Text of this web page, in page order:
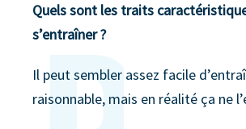
Facebook
Pinterest
Quels sont les traits
s’entraîner ?
Il peut sembler assez facile
raisonnable, mais en réalité ça ne